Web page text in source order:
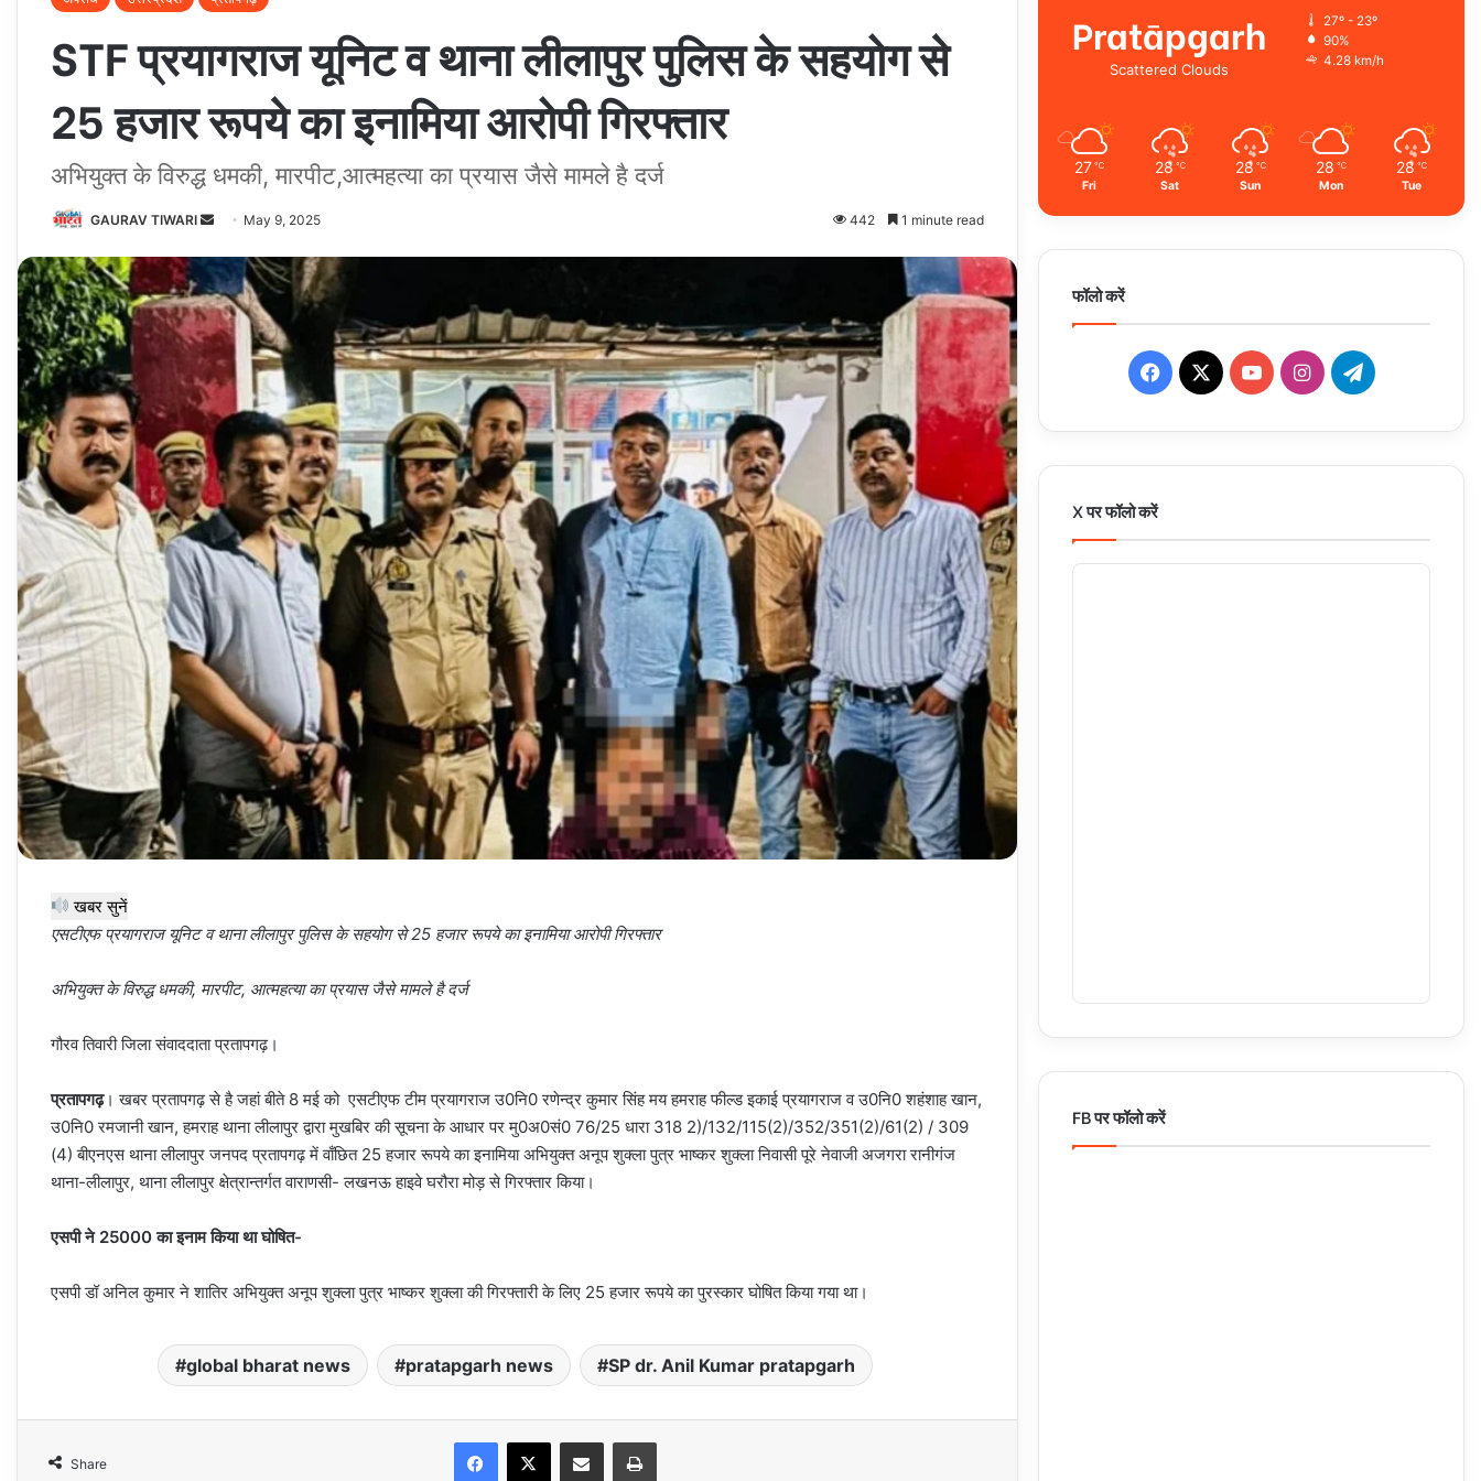
STF प्रयागराज यूनिट व थाना लीलापुर पुलिस के सहयोग से
25 हजार रूपये का इनामिया आरोपी गिरफ्तार
अभियुक्त के विरुद्ध धमकी, मारपीट,आत्महत्या का प्रयास जैसे मामले है दर्ज
GAURAV TIWARI
Send
email
May 9, 2025 442 1 minute read
खबर सुनें
एसटीएफ प्रयागराज यूनिट व थाना लीलापुर पुलिस के सहयोग से 25 हजार रूपये का इनामिया आरोपी गिरफ्तार
अभियुक्त के विरुद्ध धमकी, मारपीट, आत्महत्या का प्रयास जैसे मामले है दर्ज
गौरव तिवारी जिला संवाददाता प्रतापगढ़।
प्रतापगढ़। खबर प्रतापगढ़ से है जहां बीते 8 मई को एसटीएफ टीम प्रयागराज उ0नि0 रणेन्द्र कुमार सिंह मय हमराह फील्ड इकाई प्रयागराज व उ0नि0 शहंशाह खान,
उ0नि0 रमजानी खान, हमराह थाना लीलापुर द्वारा मुखबिर की सूचना के आधार पर मु0अ0सं0 76/25 धारा 318 2)/132/115(2)/352/351(2)/61(2) / 309
(4) बीएनएस थाना लीलापुर जनपद प्रतापगढ़ में वाँछित 25 हजार रूपये का इनामिया अभियुक्त अनूप शुक्ला पुत्र भाष्कर शुक्ला निवासी पूरे नेवाजी अजगरा रानीगंज
थाना-लीलापुर, थाना लीलापुर क्षेत्रान्तर्गत वाराणसी- लखनऊ हाइवे घरौरा मोड़ से गिरफ्तार किया।
एसपी ने 25000 का इनाम किया था घोषित-
एसपी डॉ अनिल कुमार ने शातिर अभियुक्त अनूप शुक्ला पुत्र भाष्कर शुक्ला की गिरफ्तारी के लिए 25 हजार रूपये का पुरस्कार घोषित किया गया था।
global bharat news pratapgarh news SP dr. Anil Kumar pratapgarh
Share
Facebook
X Share via Email Print
Pratāpgarh
Scattered Clouds
27º - 23º
90%
4.28 km/h
27 ℃
Fri
28 ℃
Sat
28 ℃
Sun
28 ℃
Mon
28 ℃
Tue
फॉलो करें
Facebook
X YouTubeInstagramTelegram
X पर फॉलो करें
FB पर फॉलो करें